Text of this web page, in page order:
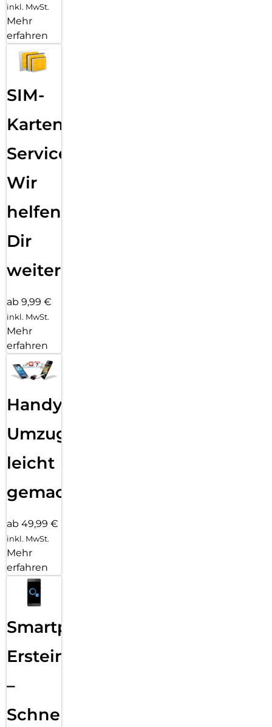
inkl. MwSt.
Mehr
erfahren
SIM-
Karten
Service:
Wir
helfen
Dir
weiter
ab 9,99 €
inkl. MwSt.
Mehr
erfahren
Handy
Umzug
leicht
gemacht!
ab 49,99 €
inkl. MwSt.
Mehr
erfahren
Smartphone
Ersteinrichtung
–
Schnelle